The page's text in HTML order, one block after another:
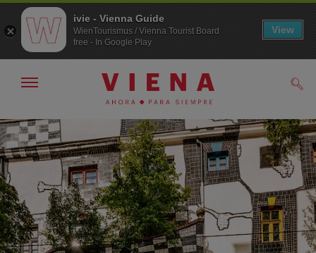
A
la
navegación
Al
contenido
Mostrar/ocultar
ivie - Vienna Guide
WienTourismus / Vienna Tourist Board
free - In Google Play
View